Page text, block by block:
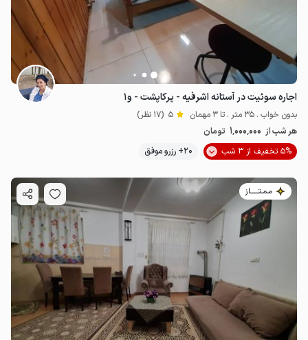
اجاره سوئیت در آستانه اشرفیه - پرکاپشت - و۱
بدون خواب . 35 متر . تا 3 مهمان 5 (17 نظر)
هر شب از 1٬000٬000 تومان
5% تخفیف از 3 شب
20+ رزرو موفق
مـمـتــــــاز